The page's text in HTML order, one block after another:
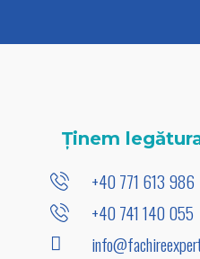
Ținem
+40 771 613 986
+40 741 140 055